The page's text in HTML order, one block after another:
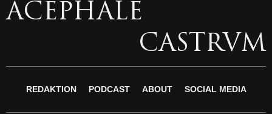
ACEPHALE
CASTRVM
REDAKTION PODCAST ABOUT SOCIAL MEDIA